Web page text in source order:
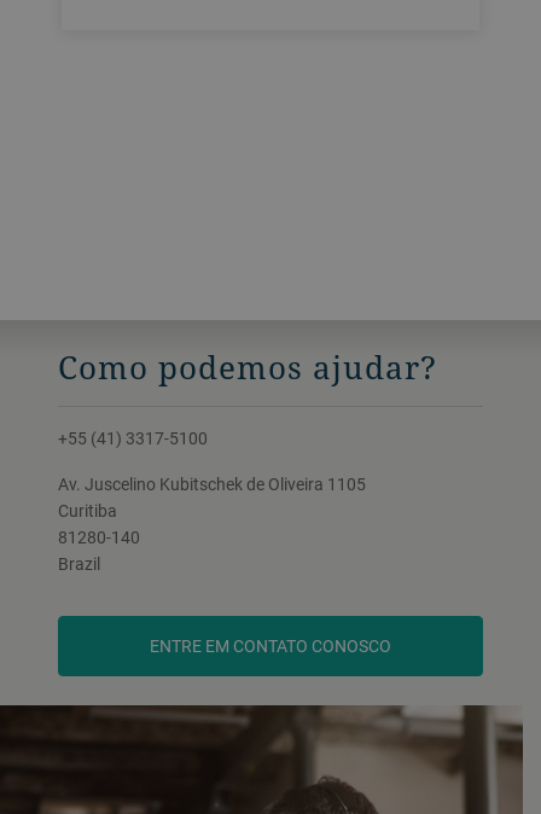
Como podemos ajudar?
+55 (41) 3317-5100
Av. Juscelino Kubitschek de Oliveira 1105
Curitiba
81280-140
Brazil
ENTRE EM CONTATO CONOSCO